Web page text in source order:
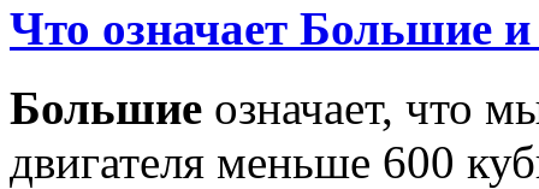
Что означает Большие
Большие означает, что
двигателя меньше 600